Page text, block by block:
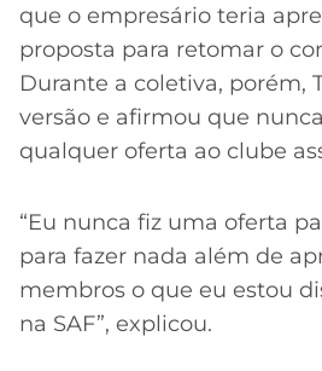
que o empresário teria
proposta para retomar o
Durante a coletiva, porém,
versão e afirmou que
qualquer oferta ao clube
“Eu nunca fiz uma oferta
para fazer nada além de
membros o que eu estou
na SAF”, explicou.